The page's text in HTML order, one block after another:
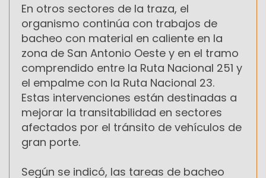
En otros sectores de la traza, el
organismo continúa con trabajos de
bacheo con material en caliente en la
zona de San Antonio Oeste y en el tramo
comprendido entre la Ruta Nacional 251 y
el empalme con la Ruta Nacional 23.
Estas intervenciones están destinadas a
mejorar la transitabilidad en sectores
afectados por el tránsito de vehículos de
gran porte.
Según se indicó, las tareas de bacheo